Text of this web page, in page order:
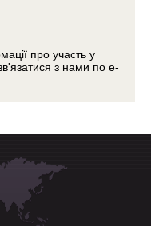
про участь у
з нами по e-